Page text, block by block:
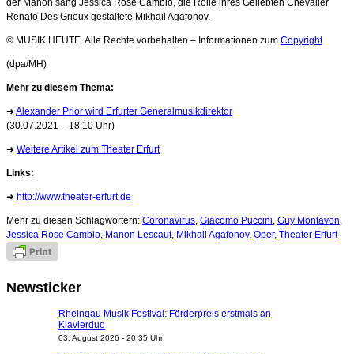
der Manon sang Jessica Rose Cambio, die Rolle ihres Geliebten Chevalier
Renato Des Grieux gestaltete Mikhail Agafonov.
© MUSIK HEUTE. Alle Rechte vorbehalten – Informationen zum Copyright
(dpa/MH)
Mehr zu diesem Thema:
➜ Alexander Prior wird Erfurter Generalmusikdirektor
(30.07.2021 – 18:10 Uhr)
➜ Weitere Artikel zum Theater Erfurt
Links:
➜ http://www.theater-erfurt.de
Mehr zu diesen Schlagwörtern: Coronavirus, Giacomo Puccini, Guy Montavon,
Jessica Rose Cambio, Manon Lescaut, Mikhail Agafonov, Oper, Theater Erfurt
Newsticker
Rheingau Musik Festival: Förderpreis erstmals an
Klavierduo
03. August 2026 - 20:35 Uhr